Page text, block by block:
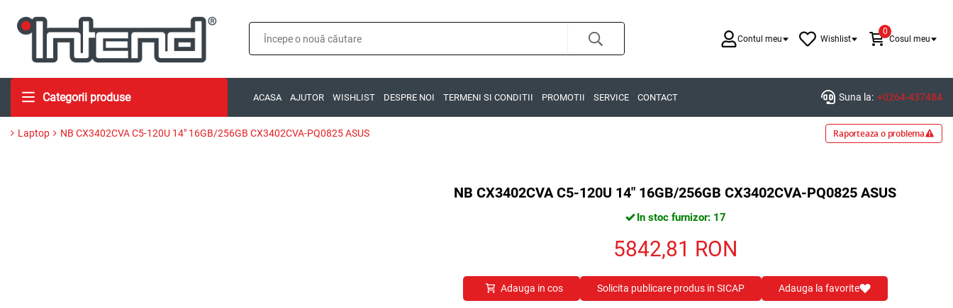
Contul meu Wishlist
0
Cosul meu
Categorii produse ACASA AJUTOR WISHLIST DESPRE NOI TERMENI SI CONDITII PROMOTII SERVICE CONTACT Suna la: +0264-437484
Laptop NB CX3402CVA C5-120U 14" 16GB/256GB CX3402CVA-PQ0825 ASUS Raporteaza o problema
NB CX3402CVA C5-120U 14" 16GB/256GB CX3402CVA-PQ0825 ASUS
In stoc furnizor: 17
5842,81 RON
Adauga in cos Solicita publicare produs in SICAP Adauga la favorite